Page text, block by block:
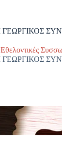
ΓΕΩΡΓΙΚΟΣ
Εθελοντικές
ΓΕΩΡΓΙΚΟΣ